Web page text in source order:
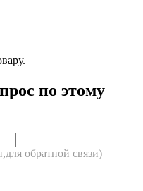
по этому
обратной связи)